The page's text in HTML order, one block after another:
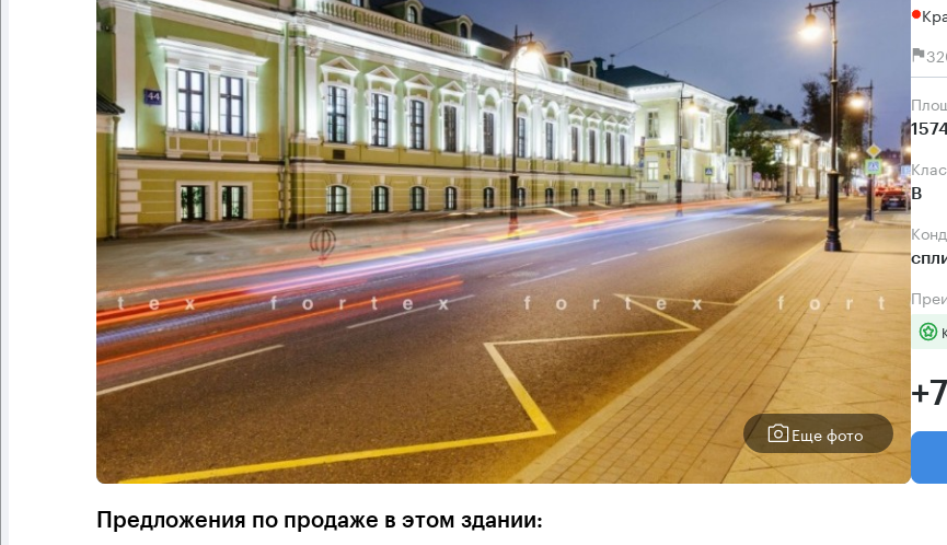
Еще фото
B
Предложения по продаже в этом здании: